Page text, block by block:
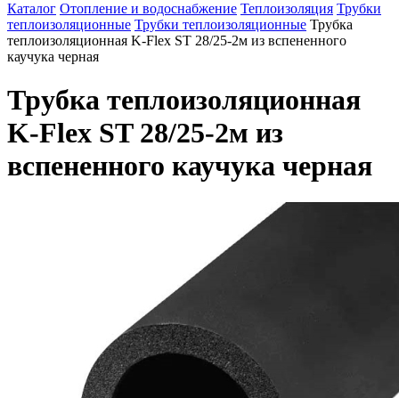
Каталог Отопление и водоснабжение Теплоизоляция Трубки
теплоизоляционные Трубки теплоизоляционные Трубка
теплоизоляционная K-Flex ST 28/25-2м из вспененного
каучука черная
Трубка теплоизоляционная
K-Flex ST 28/25-2м из
вспененного каучука черная